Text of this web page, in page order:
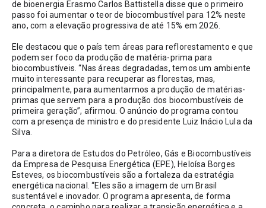
de bioenergia Erasmo Carlos Battistella disse que o primeiro
passo foi aumentar o teor de biocombustível para 12% neste
ano, com a elevação progressiva de até 15% em 2026.
Ele destacou que o país tem áreas para reflorestamento e que
podem ser foco da produção de matéria-prima para
biocombustíveis. “Nas áreas degradadas, temos um ambiente
muito interessante para recuperar as florestas, mas,
principalmente, para aumentarmos a produção de matérias-
primas que servem para a produção dos biocombustíveis de
primeira geração”, afirmou. O anúncio do programa contou
com a presença de ministro e do presidente Luiz Inácio Lula da
Silva.
Para a diretora de Estudos do Petróleo, Gás e Biocombustíveis
da Empresa de Pesquisa Energética (EPE), Heloísa Borges
Esteves, os biocombustíveis são a fortaleza da estratégia
energética nacional. “Eles são a imagem de um Brasil
sustentável e inovador. O programa apresenta, de forma